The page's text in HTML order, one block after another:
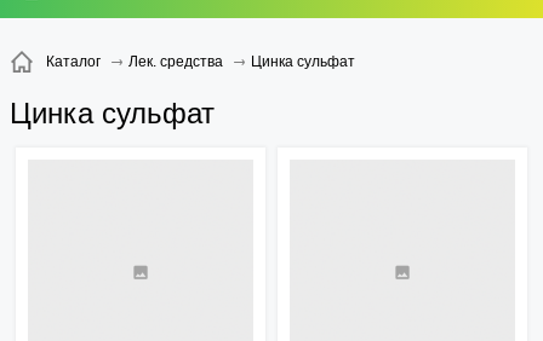
Каталог Лек. средства Цинка сульфат
Цинка сульфат